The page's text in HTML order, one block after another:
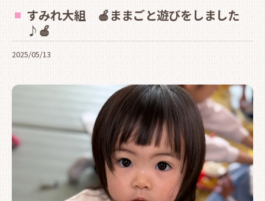
すみれ大組 🍎ままごと遊びをしました
♪🍎
2025/05/13